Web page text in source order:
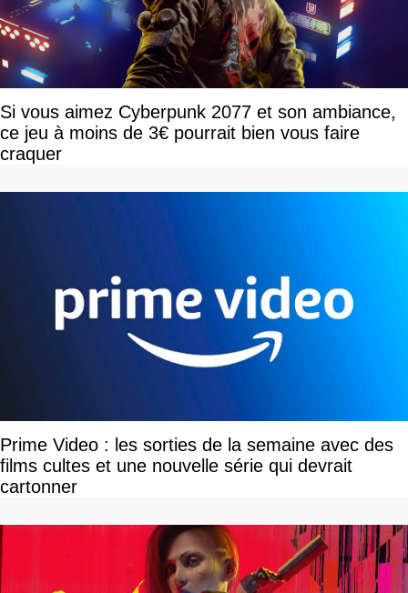
Si vous aimez Cyberpunk 2077 et son ambiance,
ce jeu à moins de 3€ pourrait bien vous faire
craquer
Prime Video : les sorties de la semaine avec des
films cultes et une nouvelle série qui devrait
cartonner